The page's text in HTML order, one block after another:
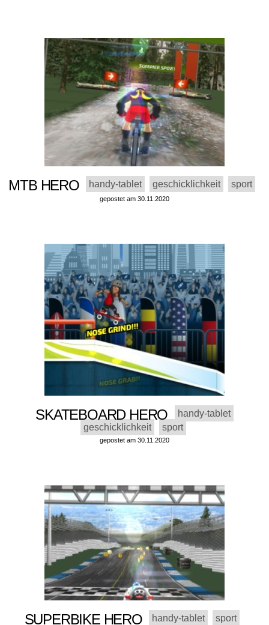
MTB HERO handy-tablet geschicklichkeit sport
gepostet am 30.11.2020
SKATEBOARD HERO
handy-tablet
geschicklichkeit
sport
gepostet am 30.11.2020
SUPERBIKE HERO handy-tablet sport